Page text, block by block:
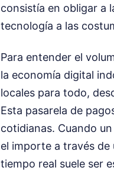
consistía en obligar a
tecnología a las
Para entender el
la economía digital
locales para todo,
Esta pasarela de
cotidianas. Cuando
el importe a través
tiempo real suele ser